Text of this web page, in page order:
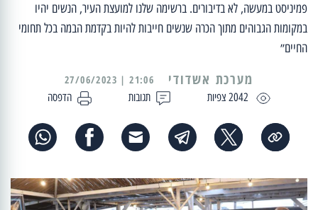
פמיניסט במעשה, לא בדיבורים. ברשימה שלנו למועצת העיר, הנשים יהיו
במקומות הגבוהים מתוך הכרה שנשים חייבות להיות בקדמת הבמה בכל תחומי
החיים״
2042 צפיות תגובות הדפסה
מערכת אשדודי 21:06 | 27/06/2023